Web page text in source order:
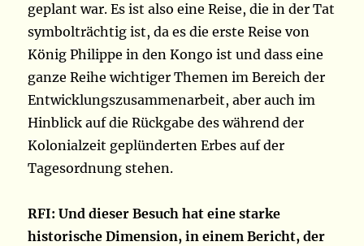
geplant war. Es ist also eine Reise, die in der Tat
symbolträchtig ist, da es die erste Reise von
König Philippe in den Kongo ist und dass eine
ganze Reihe wichtiger Themen im Bereich der
Entwicklungszusammenarbeit, aber auch im
Hinblick auf die Rückgabe des während der
Kolonialzeit geplünderten Erbes auf der
Tagesordnung stehen.
RFI: Und dieser Besuch hat eine starke
historische Dimension, in einem Bericht, der